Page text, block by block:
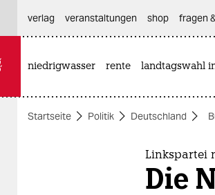
themen
verlag
veranstaltungen shop fragen
niedrigwasser rente landtagswahl
Startseite Politik Deutschland
Linkspartei
Die